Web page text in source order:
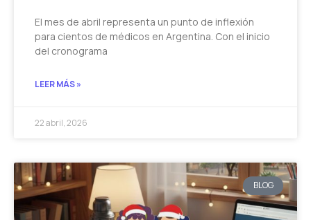
El mes de abril representa un punto de inflexión
para cientos de médicos en Argentina. Con el inicio
del cronograma
LEER MÁS »
22 abril, 2026
BLOG